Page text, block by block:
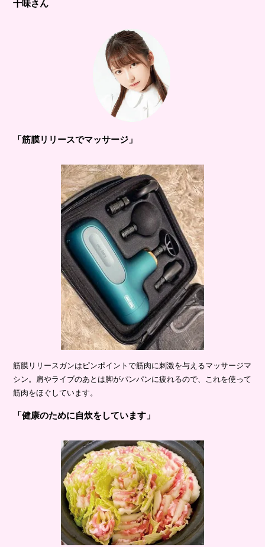
十味さん
「筋膜リリースでマッサージ」
筋膜リリースガンはピンポイントで筋肉に刺激を与えるマッサージマ
シン。肩やライブのあとは脚がパンパンに疲れるので、これを使って
筋肉をほぐしています。
「健康のために自炊をしています」